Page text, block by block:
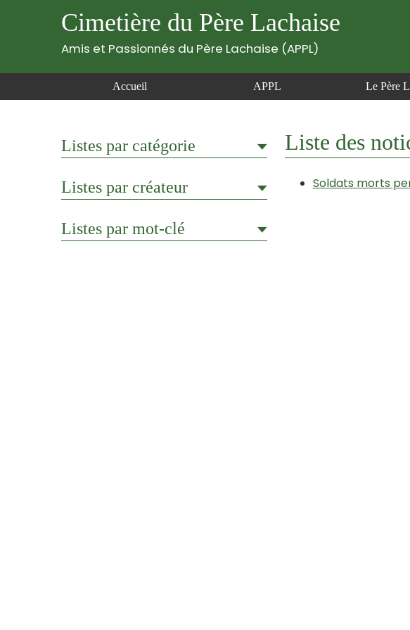
Cimetière du Père Lachaise
Amis et Passionnés du Père Lachaise (APPL)
Accueil APPL Le Père
Listes par catégorie
Listes par créateur
Listes par mot-clé
Liste des
Soldats morts